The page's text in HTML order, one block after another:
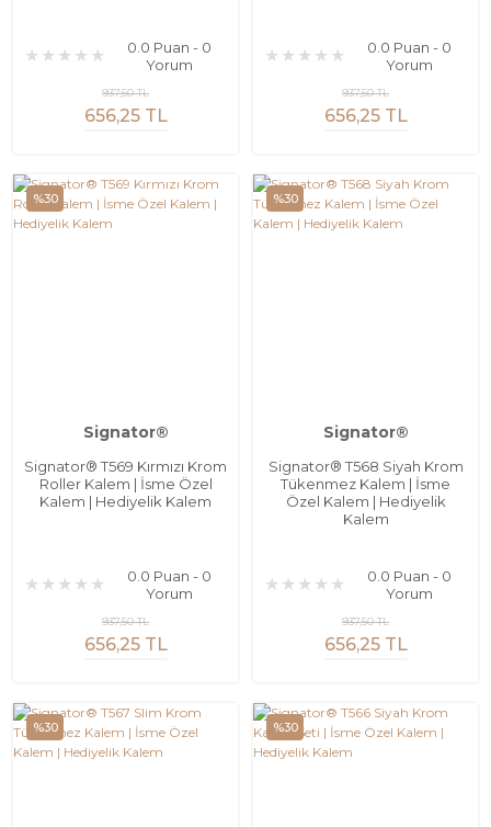
0.0 Puan - 0
Yorum
656,25 TL
937,50 TL
0.0 Puan - 0
Yorum
656,25 TL
937,50 TL
%30
Signator®
Signator® T569 Kırmızı Krom
Roller Kalem | İsme Özel
Kalem | Hediyelik Kalem
0.0 Puan - 0
Yorum
656,25 TL
937,50 TL
%30
Signator®
Signator® T568 Siyah Krom
Tükenmez Kalem | İsme
Özel Kalem | Hediyelik
Kalem
0.0 Puan - 0
Yorum
656,25 TL
937,50 TL
%30 %30